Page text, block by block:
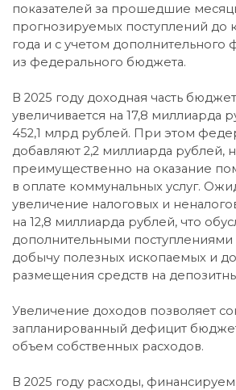
показателей за прошедшие
прогнозируемых поступлений до
года и с учетом дополнительного
из федерального бюджета.
В 2025 году доходная часть
увеличивается на 17,8 миллиарда
452,1 млрд рублей. При этом
добавляют 2,2 миллиарда рублей,
преимущественно на оказание
в оплате коммунальных услуг.
увеличение налоговых и
на 12,8 миллиарда рублей, что
дополнительными поступлениями
добычу полезных ископаемых и
размещения средств на
Увеличение доходов позволяет
запланированный дефицит
объем собственных расходов.
В 2025 году расходы,